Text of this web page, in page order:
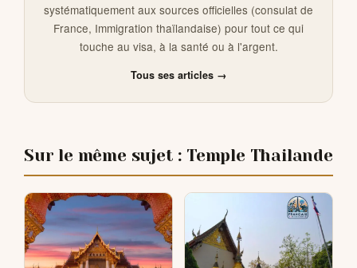
systématiquement aux sources officielles (consulat de
France, Immigration thaïlandaise) pour tout ce qui
touche au visa, à la santé ou à l'argent.
Tous ses articles →
Sur le même sujet : Temple Thailande